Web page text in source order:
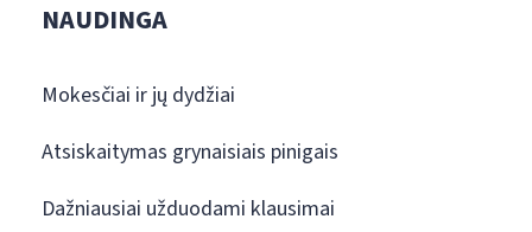
NAUDINGA
Mokesčiai ir jų dydžiai
Atsiskaitymas grynaisiais pinigais
Dažniausiai užduodami klausimai